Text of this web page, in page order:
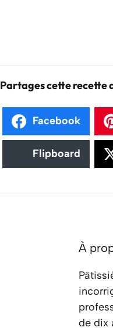
Partages cette recette
Facebook
Flipboard
À
de dix